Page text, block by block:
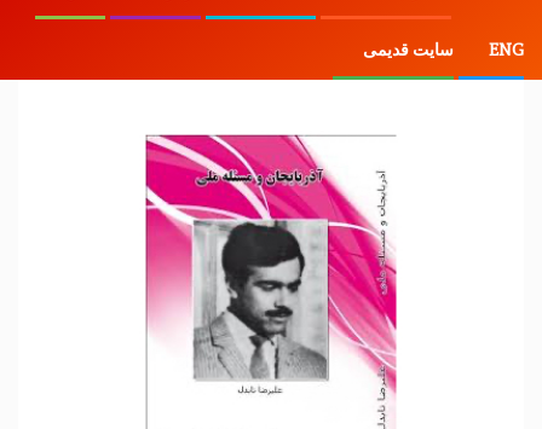
ENG سایت قدیمی